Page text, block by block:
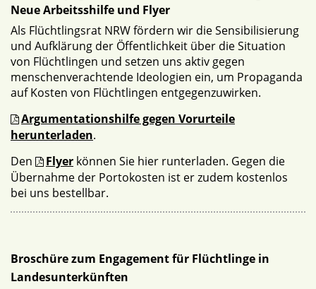
Neue Arbeitsshilfe und Flyer
Als Flüchtlingsrat NRW fördern wir die Sensibilisierung
und Aufklärung der Öffentlichkeit über die Situation
von Flüchtlingen und setzen uns aktiv gegen
menschenverachtende Ideologien ein, um Propaganda
auf Kosten von Flüchtlingen entgegenzuwirken.
Argumentationshilfe gegen Vorurteile
herunterladen.
Den
Flyer können Sie hier runterladen. Gegen die
Übernahme der Portokosten ist er zudem kostenlos
bei uns bestellbar.
Broschüre zum Engagement für Flüchtlinge in
Landesunterkünften